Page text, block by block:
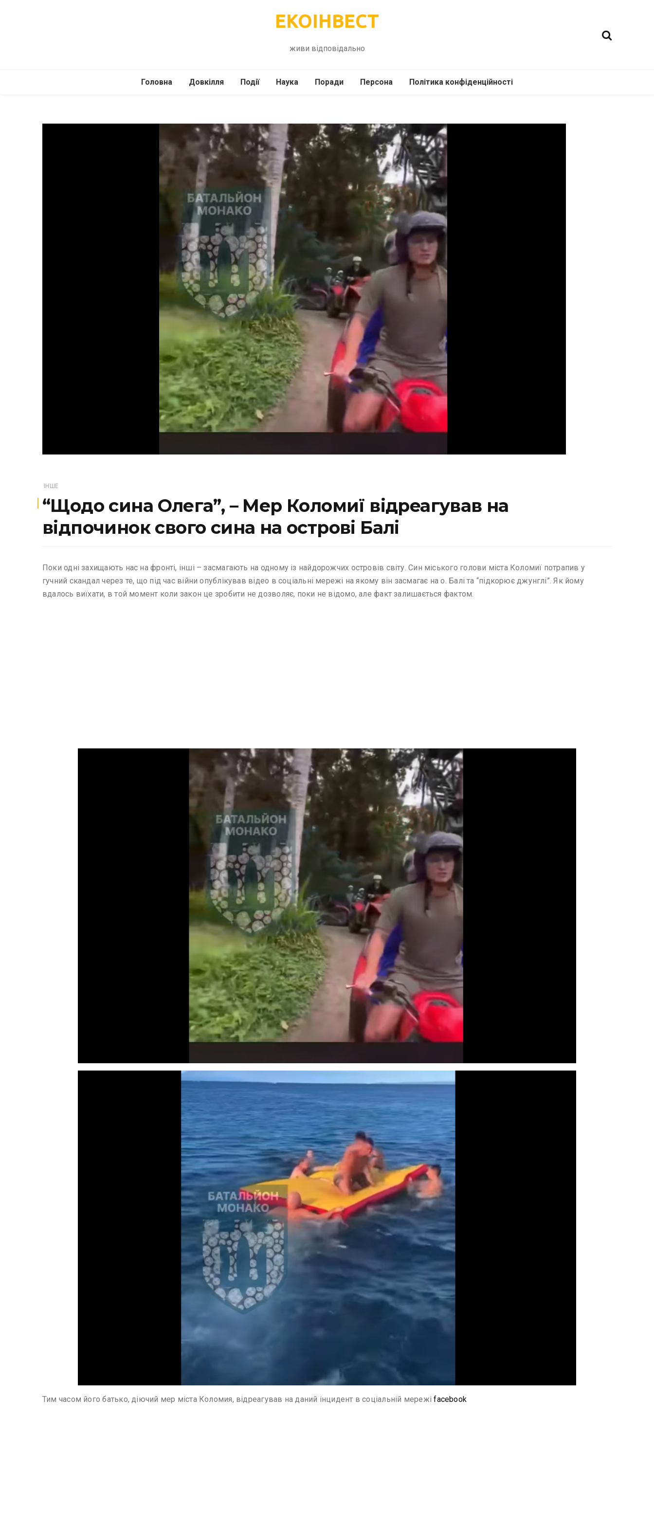
ЕКОІНВЕСТ
живи відповідально
Головна Довкілля
Подорожі
Події
Інше
Наука
Психологія
Технології
Поради
Здоров’я
Сад-Город
Персона Політика конфіденційності
ІНШЕ
“Щодо сина Олега”, – Мер Коломиї відреагував на
відпочинок свого сина на острові Балі
Поки одні захищають нас на фронті, інші – засмагають на одному із найдорожчих островів світу. Син міського голови міста Коломиї потрапив у
гучний скандал через те, що під час війни опублікував відео в соціальні мережі на якому він засмагає на о. Балі та “підкорює джунглі”. Як йому
вдалось виїхати, в той момент коли закон це зробити не дозволяє, поки не відомо, але факт залишається фактом.
Тим часом його батько, діючий мер міста Коломия, відреагував на даний інцидент в соціальній мережіfacebook